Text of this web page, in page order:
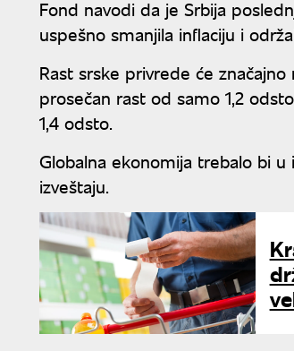
Fond navodi da je Srbija
uspešno smanjila inflaciju i
Rast srske privrede će
prosečan rast od samo 1,2
1,4 odsto.
Globalna ekonomija trebalo bi
izveštaju.